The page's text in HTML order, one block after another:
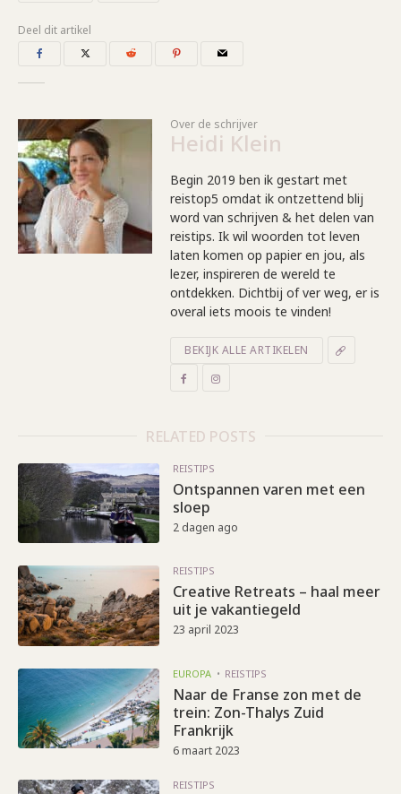
Deel dit artikel
Over de schrijver
Heidi Klein
Begin 2019 ben ik gestart met
reistop5 omdat ik ontzettend blij
word van schrijven & het delen van
reistips. Ik wil woorden tot leven
laten komen op papier en jou, als
lezer, inspireren de wereld te
ontdekken. Dichtbij of ver weg, er is
overal iets moois te vinden!
BEKIJK ALLE ARTIKELEN
RELATED POSTS
REISTIPS
Ontspannen varen met een
sloep
2 dagen ago
REISTIPS
Creative Retreats – haal meer
uit je vakantiegeld
23 april 2023
EUROPA REISTIPS
Naar de Franse zon met de
trein: Zon-Thalys Zuid
Frankrijk
6 maart 2023
REISTIPS